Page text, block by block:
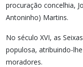
procuração concelhia,
Antoninho) Martins.
No século XVI, as
populosa, atribuindo-
moradores.